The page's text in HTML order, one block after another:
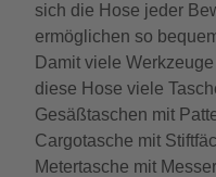
sich die Hose jeder
ermöglichen so
Damit viele
diese Hose viele
Gesäßtaschen mit
Cargotasche mit
Metertasche mit